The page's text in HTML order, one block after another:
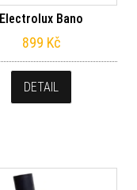
Electrolux Bano
899 Kč
DETAIL